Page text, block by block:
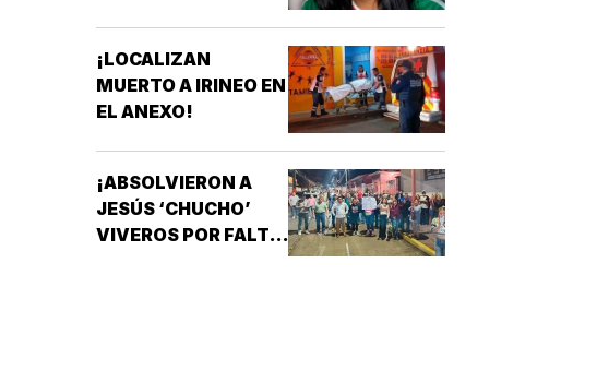
¡LOCALIZAN
MUERTO A IRINEO EN
EL ANEXO!
¡ABSOLVIERON A
JESÚS ‘CHUCHO’
VIVEROS POR FALTA